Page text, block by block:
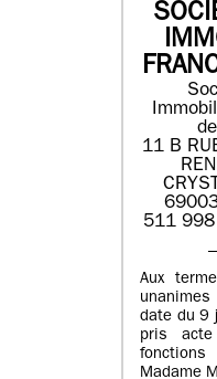
11 B
511 998
Aux
date du 9
pris
Madame